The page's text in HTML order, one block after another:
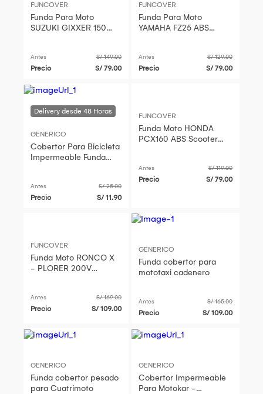
FUNCOVER
Funda Para Moto
SUZUKI GIXXER 150
Antes S/ 149.00
Precio S/ 79.00
FUNCOVER
Funda Para Moto
YAMAHA FZ25 ABS
Antes S/ 129.00
Precio S/ 79.00
GENERICO
Cobertor Para Bicicleta
Impermeable Funda
Antes S/ 25.00
Precio S/ 11.90
FUNCOVER
Funda Moto HONDA
PCX160 ABS Scooter
Antes S/ 119.00
Precio S/ 79.00
FUNCOVER
Funda Moto RONCO X
- PLORER 200V
Antes S/ 169.00
Precio S/ 109.00
GENERICO
Funda cobertor para
mototaxi cadenero
Antes S/ 165.00
Precio S/ 109.00
GENERICO
Funda cobertor pesado
para Cuatrimoto
GENERICO
Cobertor Impermeable
Para Motokar -